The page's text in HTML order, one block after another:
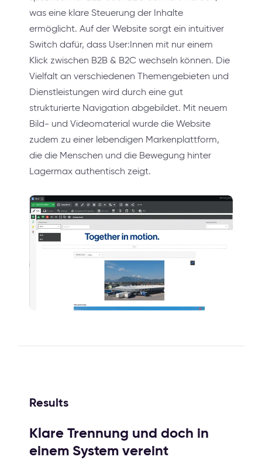
was eine klare Steuerung der Inhalte
ermöglicht. Auf der Website sorgt ein intuitiver
Switch dafür, dass User:Innen mit nur einem
Klick zwischen B2B & B2C wechseln können. Die
Vielfalt an verschiedenen Themengebieten und
Dienstleistungen wird durch eine gut
strukturierte Navigation abgebildet. Mit neuem
Bild- und Videomaterial wurde die Website
zudem zu einer lebendigen Markenplattform,
die die Menschen und die Bewegung hinter
Lagermax authentisch zeigt.
Results
Klare Trennung und doch in
einem System vereint